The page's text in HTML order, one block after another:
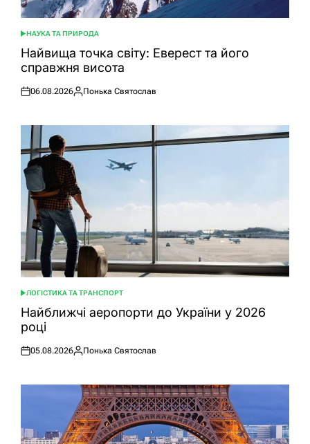
ОПУБЛІКУВАТИ
У
НАУКА ТА ПРИРОДА
Найвища точка світу: Еверест та його
справжня висота
Оприлюднено
06.08.2026
Опубліковано
Понька Святослав
ОПУБЛІКУВАТИ
У
ЛОГІСТИКА ТА ТРАНСПОРТ
Найближчі аеропорти до України у 2026
році
Оприлюднено
05.08.2026
Опубліковано
Понька Святослав